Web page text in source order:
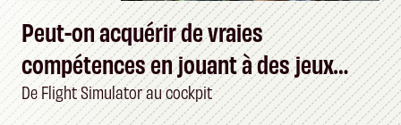
Peut-on acquérir de vraies
compétences en jouant à des jeux
vidéo ?
De Flight Simulator au cockpit